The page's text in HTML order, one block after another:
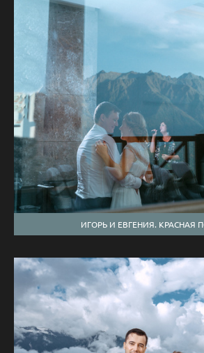
ИГОРЬ И ЕВГЕНИЯ. КРАСНАЯ